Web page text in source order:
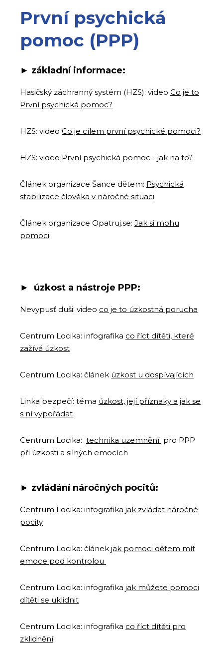
První psychická
pomoc (PPP)
► základní informace:
Hasičský záchranný systém (HZS): video Co je to
První psychická pomoc?
HZS: video Co je cílem první psychické pomoci?
HZS: video První psychická pomoc - jak na to?
Článek organizace Šance dětem: Psychická
stabilizace člověka v náročné situaci
Článek organizace Opatruj.se: Jak si mohu
pomoci
► úzkost a nástroje PPP:
Nevypusť duši: video co je to úzkostná porucha
Centrum Locika: infografika co říct dítěti, které
zažívá úzkost
Centrum Locika: článek úzkost u dospívajících
Linka bezpečí: téma úzkost, její příznaky a jak se
s ní vypořádat
Centrum Locika: technika uzemnění pro PPP
při úzkosti a silných emocích
► zvládání náročných pocitů:
Centrum Locika: infografika jak zvládat náročné
pocity
Centrum Locika: článek jak pomoci dětem mít
emoce pod kontrolou
Centrum Locika: infografika jak můžete pomoci
dítěti se uklidnit
Centrum Locika: infografika co říct dítěti pro
zklidnění